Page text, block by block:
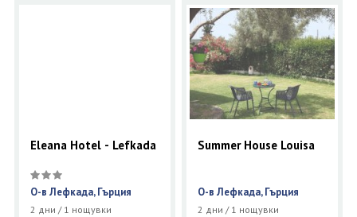
Eleana Hotel - Lefkada
О-в Лефкада, Гърция
2 дни / 1 нощувки
Summer House Louisa
О-в Лефкада, Гърция
2 дни / 1 нощувки